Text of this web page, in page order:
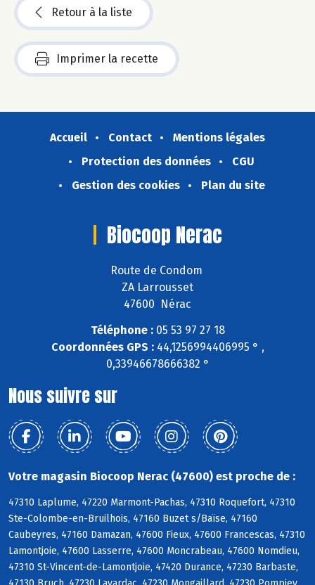
Retour à la liste
Imprimer la recette
Accueil Contact
Mentions légales
Protection des données
CGU
Gestion des cookies
Plan du site
Biocoop Nerac
Route de Condom
ZA Larrousset
47600 Nérac
Téléphone :05 53 97 27 18
Coordonnées GPS :44,1256994406995 ° ,
0,33946678666382 °
Nous suivre sur
Votre magasin Biocoop Nerac (47600) est proche de :
47310 Laplume, 47220 Marmont-Pachas, 47310 Roquefort, 47310
Ste-Colombe-en-Bruilhois, 47160 Buzet s/Baïse, 47160
Caubeyres, 47160 Damazan, 47600 Fieux, 47600 Francescas, 47310
Lamontjoie, 47600 Lasserre, 47600 Moncrabeau, 47600 Nomdieu,
47310 St-Vincent-de-Lamontjoie, 47420 Durance, 47230 Barbaste,